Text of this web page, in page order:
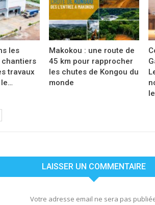
les
chantiers
travaux
Makokou : une route de
45 km pour rapprocher
les chutes de Kongou du
monde
LAISSER UN COMMENTAIRE
Votre adresse email ne sera pas